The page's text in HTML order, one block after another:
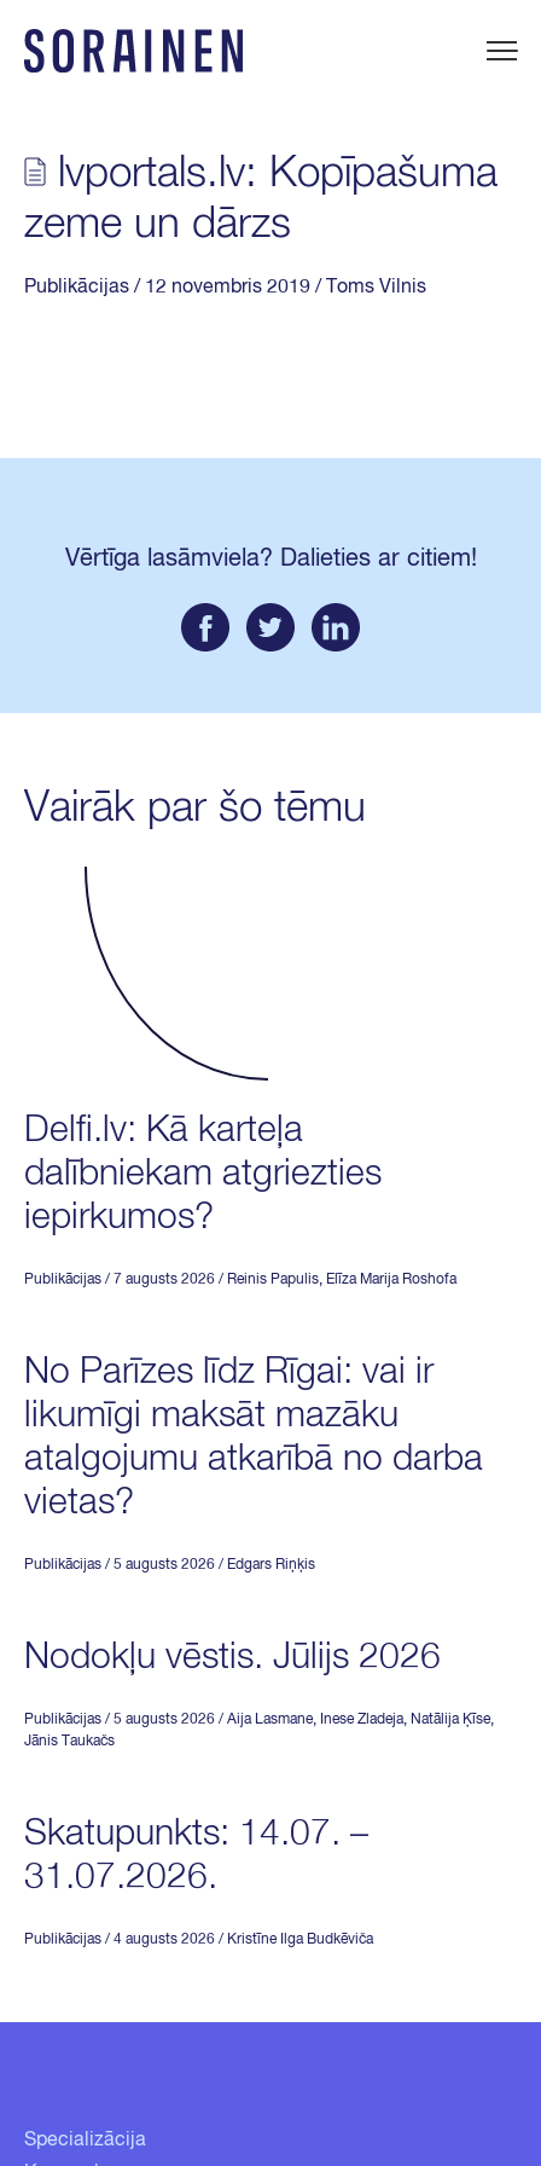
saturu
lvportals.lv: Kopīpašuma
zeme un dārzs
Publikācijas / 12 novembris 2019 / Toms Vilnis
Vērtīga lasāmviela? Dalieties ar citiem!
Vairāk par šo tēmu
Delfi.lv: Kā karteļa
dalībniekam atgriezties
iepirkumos?
Publikācijas / 7 augusts 2026 / Reinis Papulis, Elīza Marija Roshofa
No Parīzes līdz Rīgai: vai ir
likumīgi maksāt mazāku
atalgojumu atkarībā no darba
vietas?
Publikācijas / 5 augusts 2026 / Edgars Riņķis
Nodokļu vēstis. Jūlijs 2026
Publikācijas / 5 augusts 2026 / Aija Lasmane, Inese Zladeja, Natālija Ķīse,
Jānis Taukačs
Skatupunkts: 14.07. –
31.07.2026.
Publikācijas / 4 augusts 2026 / Kristīne Ilga Budkēviča
Specializācija